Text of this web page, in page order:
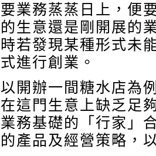
要業務蒸蒸日上，便
的生意還是剛開展的
時若發現某種形式未
式進行創業。
以開辦一間糖水店為
在這門生意上缺乏足
業務基礎的「行家」
的產品及經營策略，